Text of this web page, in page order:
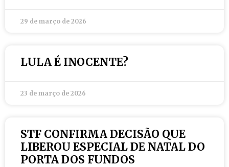
29 de março de 2026
LULA É INOCENTE?
23 de março de 2026
STF CONFIRMA DECISÃO QUE
LIBEROU ESPECIAL DE NATAL DO
PORTA DOS FUNDOS